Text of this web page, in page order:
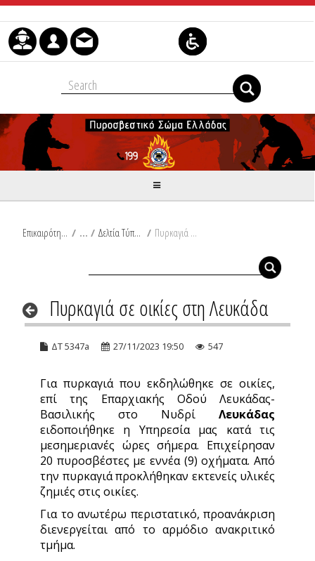
Skip to Content
Επικαιρότητα / Δελτία Τύπου / Πυρκαγιά σε οικίες στη Λευκάδα
Πυρκαγιά σε οικίες στη Λευκάδα
ΔΤ 5347a 27/11/2023 19:50 547
Για πυρκαγιά που εκδηλώθηκε σε οικίες,
επί της Επαρχιακής Οδού Λευκάδας-
Βασιλικής στο Νυδρί Λευκάδας
ειδοποιήθηκε η Υπηρεσία μας κατά τις
μεσημεριανές ώρες σήμερα. Επιχείρησαν
20 πυροσβέστες με εννέα (9) οχήματα. Από
την πυρκαγιά προκλήθηκαν εκτενείς υλικές
ζημιές στις οικίες.
Για το ανωτέρω περιστατικό, προανάκριση
διενεργείται από το αρμόδιο ανακριτικό
τμήμα.